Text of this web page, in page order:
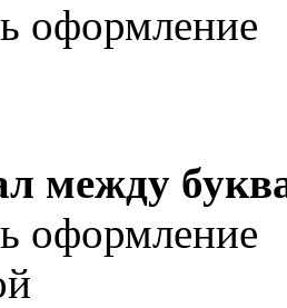
оформление
между
оформление